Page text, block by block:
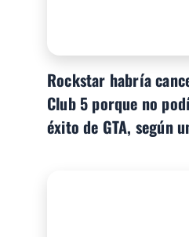
Rockstar habría
Club 5 porque no
éxito de GTA, según